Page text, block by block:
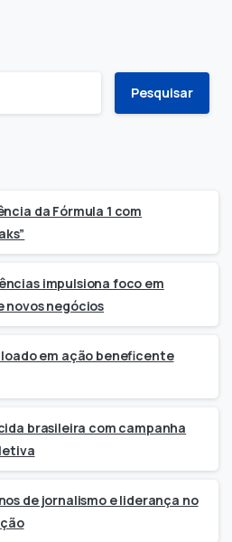
Pesquisar
da Fórmula 1 com
impulsiona foco em
novos negócios
em ação beneficente
brasileira com campanha
de jornalismo e liderança no